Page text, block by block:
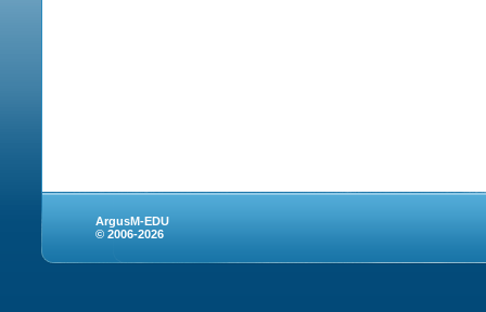
ArgusM-EDU
© 2006-2026